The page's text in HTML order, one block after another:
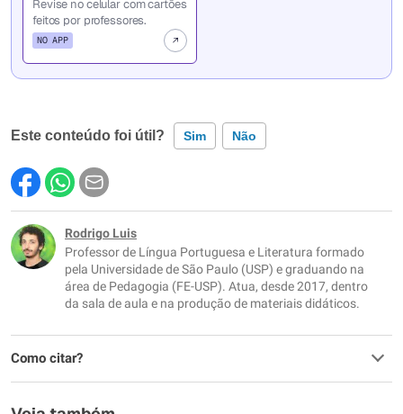
Revise no celular com cartões
feitos por professores.
NO APP
Este conteúdo foi útil? Sim Não
Este conteúdo contém informação incorreta
Este conteúdo não tem a informação que procuro
Outro
Rodrigo Luis
Professor de Língua Portuguesa e Literatura formado
pela Universidade de São Paulo (USP) e graduando na
área de Pedagogia (FE-USP). Atua, desde 2017, dentro
da sala de aula e na produção de materiais didáticos.
Como citar?